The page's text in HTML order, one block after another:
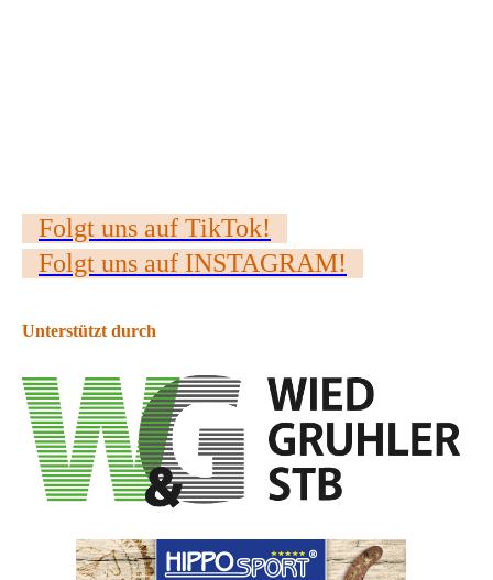
Folgt uns auf TikTok!
Folgt uns auf INSTAGRAM!
Unterstützt durch